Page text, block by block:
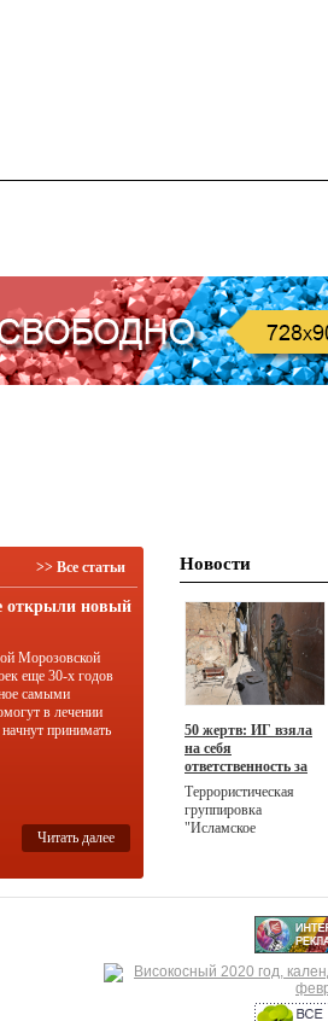
>> Все статьи
открыли новый
Морозовской
еще 30-х годов
самыми
в лечении
принимать
Читать далее
Новости
50 жертв: ИГ взяла
на себя
ответственность за
масштабный теракт
в Ираке
Террористическая
группировка
"Исламское
ответственность за
двойной теракт в
Ираке, жертвами
которого стали 50
человек, а ранения
получили более 80